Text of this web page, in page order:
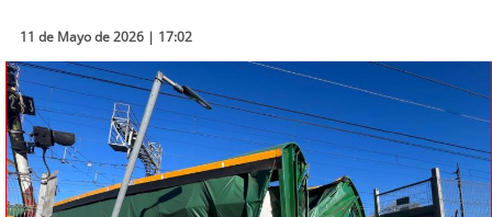
Tecnología
Sostenibilidad
soychile
11 de Mayo de 2026 | 17:02